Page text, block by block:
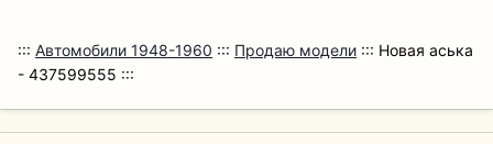
::: Автомобили 1948-1960 ::: Продаю модели ::: Новая аська
- 437599555 :::